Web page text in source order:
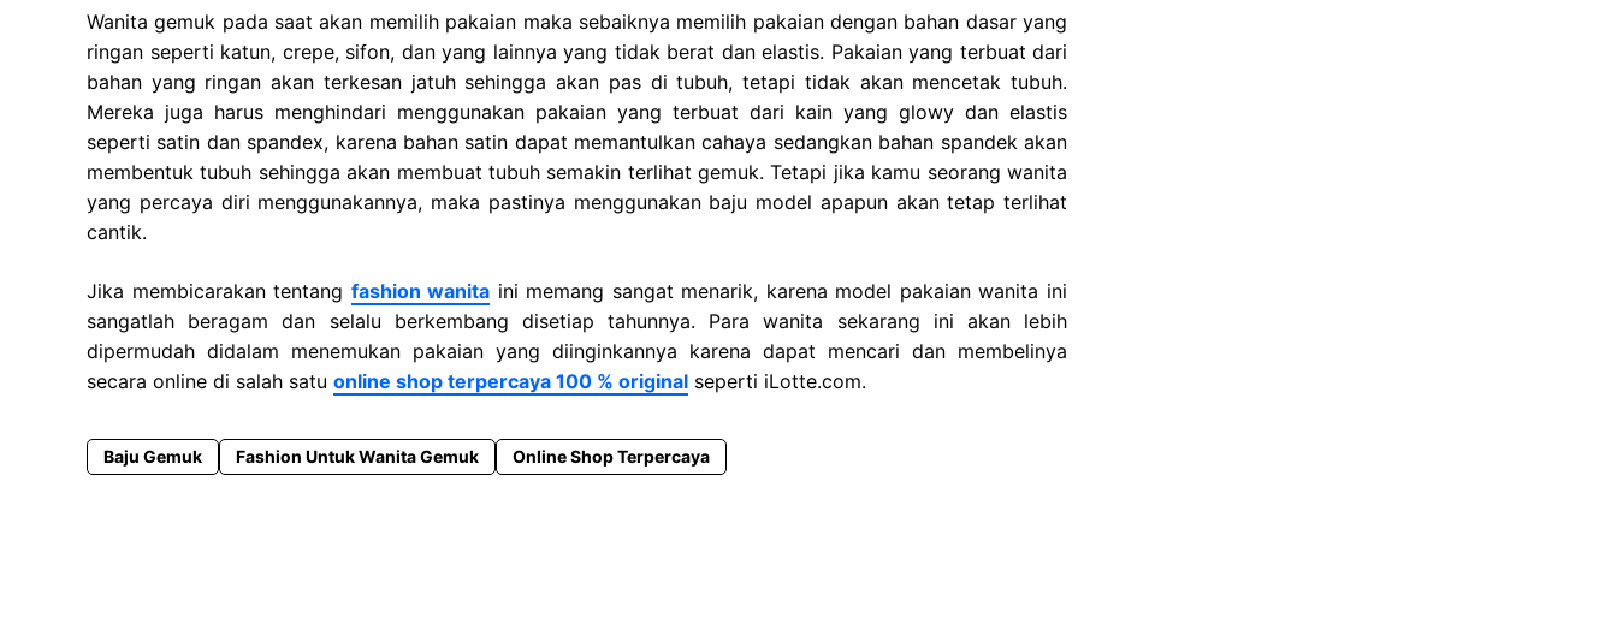
Wanita gemuk pada saat akan memilih pakaian maka sebaiknya memilih pakaian dengan bahan dasar yang
ringan seperti katun, crepe, sifon, dan yang lainnya yang tidak berat dan elastis. Pakaian yang terbuat dari
bahan yang ringan akan terkesan jatuh sehingga akan pas di tubuh, tetapi tidak akan mencetak tubuh.
Mereka juga harus menghindari menggunakan pakaian yang terbuat dari kain yang glowy dan elastis
seperti satin dan spandex, karena bahan satin dapat memantulkan cahaya sedangkan bahan spandek akan
membentuk tubuh sehingga akan membuat tubuh semakin terlihat gemuk. Tetapi jika kamu seorang wanita
yang percaya diri menggunakannya, maka pastinya menggunakan baju model apapun akan tetap terlihat
cantik.
Jika membicarakan tentang fashion wanita ini memang sangat menarik, karena model pakaian wanita ini
sangatlah beragam dan selalu berkembang disetiap tahunnya. Para wanita sekarang ini akan lebih
dipermudah didalam menemukan pakaian yang diinginkannya karena dapat mencari dan membelinya
secara online di salah satu online shop terpercaya 100 % original seperti iLotte.com.
Baju Gemuk Fashion Untuk Wanita Gemuk Online Shop Terpercaya